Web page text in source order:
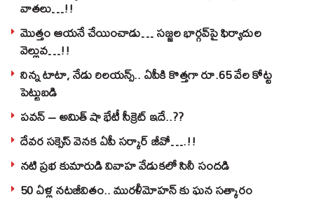
వాతలు…!!
మొత్తం ఆయనే చేయించాడు… సజ్జల భార్గవ్‌పై ఫిర్యాదుల
వెల్లువ…!!
నిన్న టాటా, నేడు రిలయన్స్.. ఏపీకి కొత్తగా రూ.65 వేల కోట్ట
పెట్టుబడి
పవన్‌ – అమిత్‌ షా భేటీ సీక్రెట్‌ ఇదే..??
దేవర సక్సెస్‌ వెనక ఏపీ సర్కార్‌ జీవో….!!
నటి ప్రభ కుమారుడి వివాహ వేడుకలో సినీ సందడి
50 ఏళ్ల నటజీవితం.. మురళీమోహన్ కు ఘన సత్కారం